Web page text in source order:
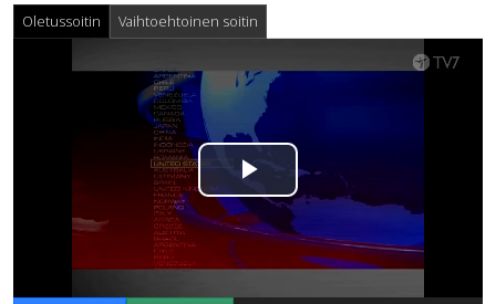
Oletussoitin Vaihtoehtoinen soitin
Toista
Video